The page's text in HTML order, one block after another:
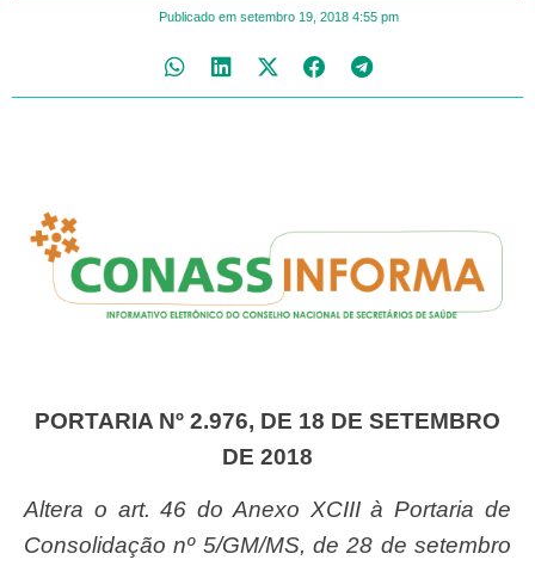
Publicado em setembro 19, 2018 4:55 pm
PORTARIA Nº 2.976, DE 18 DE SETEMBRO
DE 2018
Altera o art. 46 do Anexo XCIII à Portaria de
Consolidação nº 5/GM/MS, de 28 de setembro